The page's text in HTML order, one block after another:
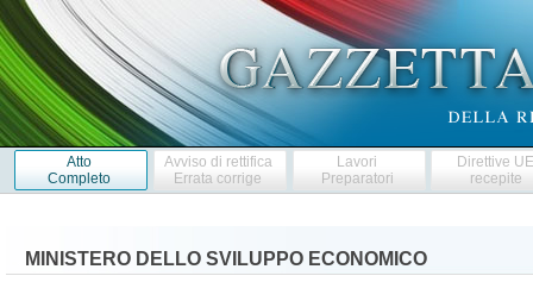
Atto
Completo
Avviso di rettifica
Errata corrige
Lavori
Preparatori
Direttive
recepite
MINISTERO DELLO SVILUPPO ECONOMICO